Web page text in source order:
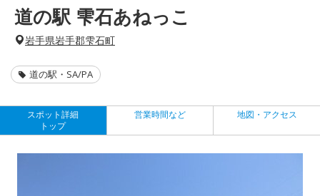
道の駅 雫石あねっこ
岩手県岩手郡雫石町
道の駅・SA/PA
スポット詳細
トップ
営業時間など 地図・アクセス